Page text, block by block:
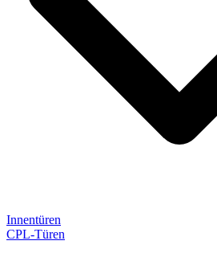
Innentüren
CPL-Türen